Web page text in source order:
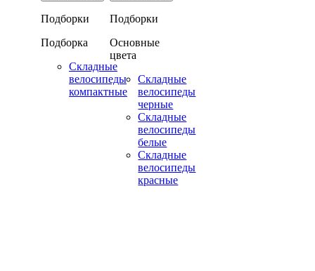
Подборки
Подборка
Складные
велосипеды
компактные
Подборки
Основные
цвета
Складные
велосипеды
черные
Складные
велосипеды
белые
Складные
велосипеды
красные